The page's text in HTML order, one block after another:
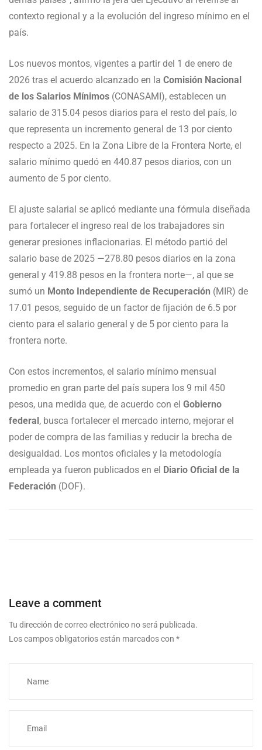
contexto regional y a la evolución del ingreso mínimo en el
país.
Los nuevos montos, vigentes a partir del 1 de enero de
2026 tras el acuerdo alcanzado en la Comisión Nacional
de los Salarios Mínimos (CONASAMI), establecen un
salario de 315.04 pesos diarios para el resto del país, lo
que representa un incremento general de 13 por ciento
respecto a 2025. En la Zona Libre de la Frontera Norte, el
salario mínimo quedó en 440.87 pesos diarios, con un
aumento de 5 por ciento.
El ajuste salarial se aplicó mediante una fórmula diseñada
para fortalecer el ingreso real de los trabajadores sin
generar presiones inflacionarias. El método partió del
salario base de 2025 —278.80 pesos diarios en la zona
general y 419.88 pesos en la frontera norte—, al que se
sumó un Monto Independiente de Recuperación (MIR) de
17.01 pesos, seguido de un factor de fijación de 6.5 por
ciento para el salario general y de 5 por ciento para la
frontera norte.
Con estos incrementos, el salario mínimo mensual
promedio en gran parte del país supera los 9 mil 450
pesos, una medida que, de acuerdo con el Gobierno
federal, busca fortalecer el mercado interno, mejorar el
poder de compra de las familias y reducir la brecha de
desigualdad. Los montos oficiales y la metodología
empleada ya fueron publicados en el Diario Oficial de la
Federación (DOF).
Leave a comment
Tu dirección de correo electrónico no será publicada.
Los campos obligatorios están marcados con *